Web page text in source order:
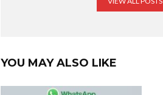
YOU MAY ALSO LIKE